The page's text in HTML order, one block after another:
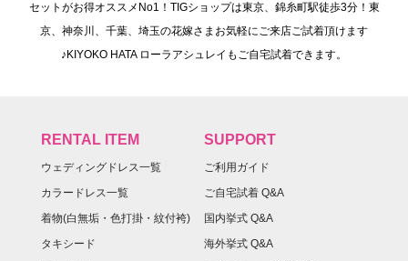
セットがお得オススメNo1！TIGショップは東京、錦糸町駅徒歩3分！東
京、神奈川、千葉、埼玉の花嫁さまお気軽にご来店ご試着頂けます
♪KIYOKO HATA ローラアシュレイもご自宅試着できます。
RENTAL ITEM
ウェディングドレス一覧
カラードレス一覧
着物(白無垢・色打掛・紋付袴)
タキシード
SUPPORT
ご利用ガイド
ご自宅試着 Q&A
国内挙式 Q&A
海外挙式 Q&A